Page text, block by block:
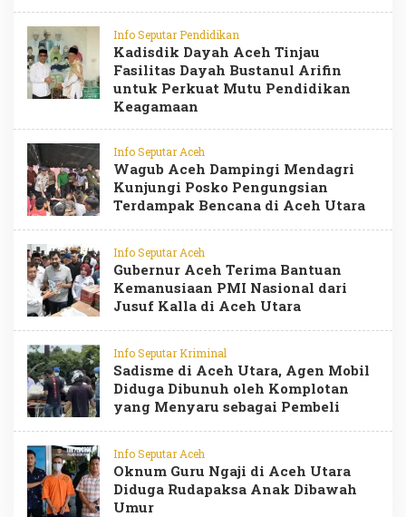
Info Seputar Pendidikan
Kadisdik Dayah Aceh Tinjau
Fasilitas Dayah Bustanul Arifin
untuk Perkuat Mutu Pendidikan
Keagamaan
Info Seputar Aceh
Wagub Aceh Dampingi Mendagri
Kunjungi Posko Pengungsian
Terdampak Bencana di Aceh Utara
Info Seputar Aceh
Gubernur Aceh Terima Bantuan
Kemanusiaan PMI Nasional dari
Jusuf Kalla di Aceh Utara
Info Seputar Kriminal
Sadisme di Aceh Utara, Agen Mobil
Diduga Dibunuh oleh Komplotan
yang Menyaru sebagai Pembeli
Info Seputar Aceh
Oknum Guru Ngaji di Aceh Utara
Diduga Rudapaksa Anak Dibawah
Umur